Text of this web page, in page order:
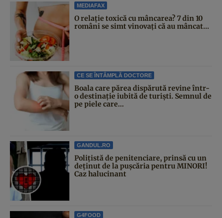
MEDIAFAX
O relație toxică cu mâncarea? 7 din 10
români se simt vinovați că au mâncat...
CE SE ÎNTÂMPLĂ DOCTORE
Boala care părea dispărută revine într-
o destinație iubită de turiști. Semnul de
pe piele care...
GANDUL.RO
Polițistă de penitenciare, prinsă cu un
deținut de la pușcăria pentru MINORI!
Caz halucinant
G4FOOD